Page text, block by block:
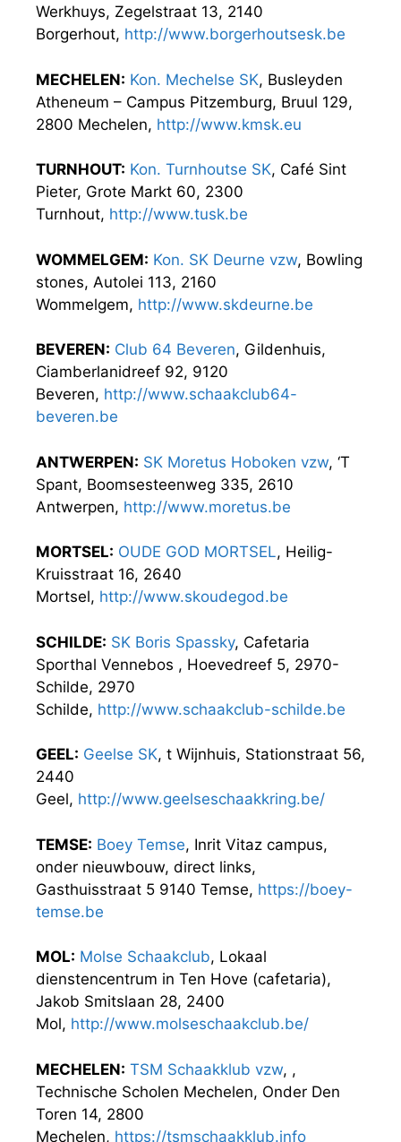
Werkhuys, Zegelstraat 13, 2140
Borgerhout, http://www.borgerhoutsesk.be
MECHELEN: Kon. Mechelse SK, Busleyden
Atheneum – Campus Pitzemburg, Bruul 129,
2800 Mechelen, http://www.kmsk.eu
TURNHOUT: Kon. Turnhoutse SK, Café Sint
Pieter, Grote Markt 60, 2300
Turnhout, http://www.tusk.be
WOMMELGEM: Kon. SK Deurne vzw, Bowling
stones, Autolei 113, 2160
Wommelgem, http://www.skdeurne.be
BEVEREN: Club 64 Beveren, Gildenhuis,
Ciamberlanidreef 92, 9120
Beveren, http://www.schaakclub64-
beveren.be
ANTWERPEN: SK Moretus Hoboken vzw, ‘T
Spant, Boomsesteenweg 335, 2610
Antwerpen, http://www.moretus.be
MORTSEL: OUDE GOD MORTSEL, Heilig-
Kruisstraat 16, 2640
Mortsel, http://www.skoudegod.be
SCHILDE: SK Boris Spassky, Cafetaria
Sporthal Vennebos , Hoevedreef 5, 2970-
Schilde, 2970
Schilde, http://www.schaakclub-schilde.be
GEEL: Geelse SK, t Wijnhuis, Stationstraat 56,
2440
Geel, http://www.geelseschaakkring.be/
TEMSE: Boey Temse, Inrit Vitaz campus,
onder nieuwbouw, direct links,
Gasthuisstraat 5 9140 Temse, https://boey-
temse.be
MOL: Molse Schaakclub, Lokaal
dienstencentrum in Ten Hove (cafetaria),
Jakob Smitslaan 28, 2400
Mol, http://www.molseschaakclub.be/
MECHELEN: TSM Schaakklub vzw, ,
Technische Scholen Mechelen, Onder Den
Toren 14, 2800
Mechelen, https://tsmschaakklub.info